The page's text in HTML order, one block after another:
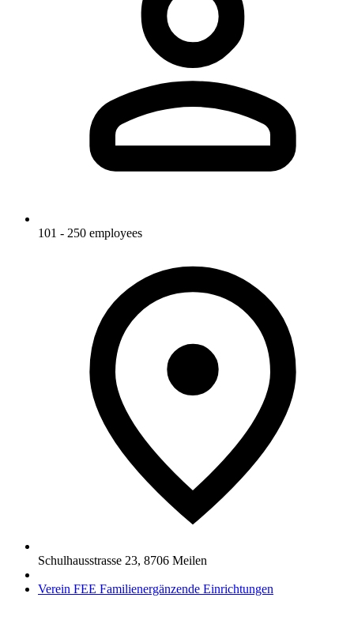
101 - 250 employees
Schulhausstrasse 23, 8706 Meilen
Verein FEE Familienergänzende Einrichtungen